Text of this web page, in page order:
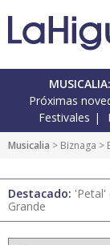
MUSICALIA:
Próximas
Festivales
Musicalia > Biznaga >
Destacado: 'Petal'
Grande